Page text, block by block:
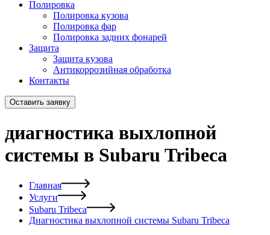
Полировка
Полировка кузова
Полировка фар
Полировка задних фонарей
Защита
Защита кузова
Антикоррозийная обработка
Контакты
Оставить заявку
диагностика выхлопной
системы в Subaru Tribeca
Главная
Услуги
Subaru Tribeca
Диагностика выхлопной системы Subaru Tribeca